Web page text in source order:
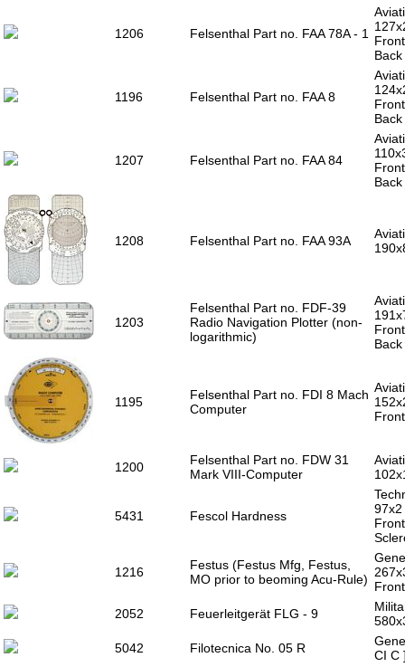
1206 Felsenthal Part no. FAA 78A - 1
1196 Felsenthal Part no. FAA 8
1207 Felsenthal Part no. FAA 84
1208 Felsenthal Part no. FAA 93A
1203
Felsenthal Part no. FDF-39
Radio Navigation Plotter (non-
logarithmic)
1195
Felsenthal Part no. FDI 8 Mach
Computer
1200
Felsenthal Part no. FDW 31
Mark VIII-Computer
5431 Fescol Hardness
1216
Festus (Festus Mfg, Festus,
MO prior to beoming Acu-Rule)
2052
Feuerleitgerät FLG - 9
5042
Filotecnica No. 05 R
CI C